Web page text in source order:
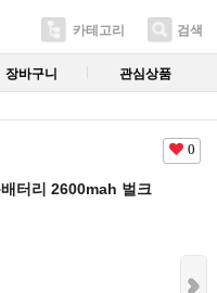
카테고리 검색
장바구니 관심상품
0
터리 2600mah 벌크